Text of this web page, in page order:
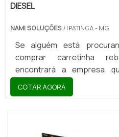
DIESEL
NAMI SOLUÇÕES / IPATINGA - MG
Se alguém está
comprar carretinha
encontrará a empresa
mercado. Elaborando
vitrine que se chama
SOBRE ONDE COMPRAR
COTAR AGORA